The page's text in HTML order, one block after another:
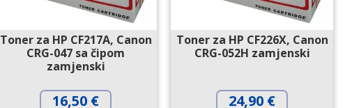
Toner za HP CF217A, Canon
CRG-047 sa čipom
zamjenski
16,50 €
Toner za HP CF226X, Canon
CRG-052H zamjenski
24,90 €